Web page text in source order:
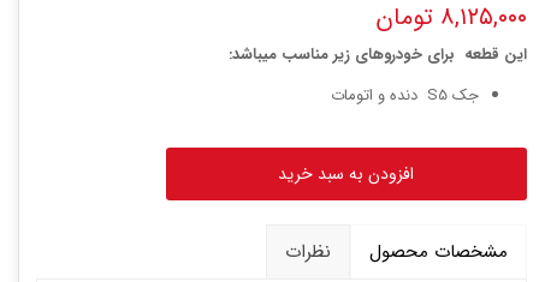
۸,۱۲۵,۰۰۰ تومان
این قطعه برای خودروهای زیر مناسب میباشد:
جک S5 دنده و اتومات
افزودن به سبد خرید
مشخصات محصول نظرات